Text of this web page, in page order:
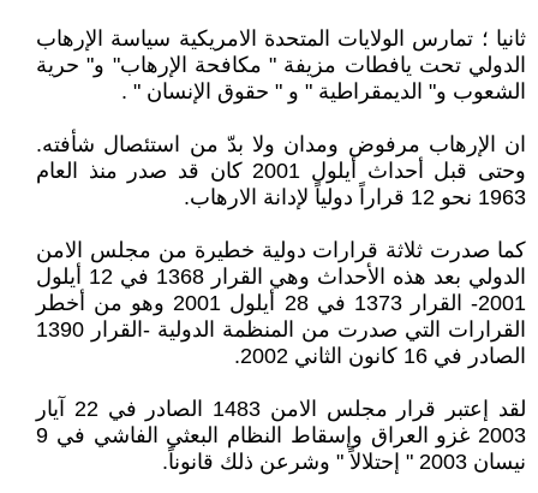
ثانيا ؛ تمارس الولايات المتحدة الامريكية سياسة الإرهاب
الدولي تحت يافطات مزيفة " مكافحة الإرهاب" و" حرية
الشعوب و" الديمقراطية " و " حقوق الإنسان " .
ان الإرهاب مرفوض ومدان ولا بدّ من استئصال شأفته.
وحتى قبل أحداث أيلول 2001 كان قد صدر منذ العام
1963 نحو 12 قراراً دولياً لإدانة الارهاب.
كما صدرت ثلاثة قرارات دولية خطيرة من مجلس الامن
الدولي بعد هذه الأحداث وهي القرار 1368 في 12 أيلول
2001- القرار 1373 في 28 أيلول 2001 وهو من أخطر
القرارات التي صدرت من المنظمة الدولية -القرار 1390
الصادر في 16 كانون الثاني 2002.
لقد إعتبر قرار مجلس الامن 1483 الصادر في 22 آيار
2003 غزو العراق وإسقاط النظام البعثي الفاشي في 9
نيسان 2003 " إحتلالاً " وشرعن ذلك قانوناً.